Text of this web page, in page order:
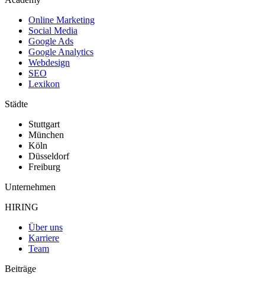
Online Marketing
Social Media
Google Ads
Google Analytics
Webdesign
SEO
Lexikon
Städte
Stuttgart
München
Köln
Düsseldorf
Freiburg
Unternehmen
HIRING
Über uns
Karriere
Team
Beiträge